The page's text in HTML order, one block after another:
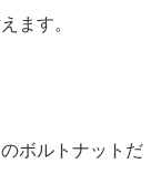
ます。
ボルトナットだ